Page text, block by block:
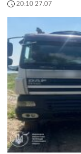
20:10 27.07